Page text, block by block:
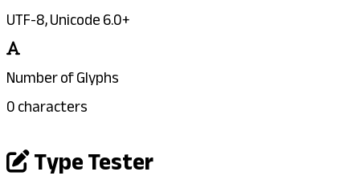
UTF-8, Unicode 6.0+
Number of Glyphs
0 characters
Type Tester